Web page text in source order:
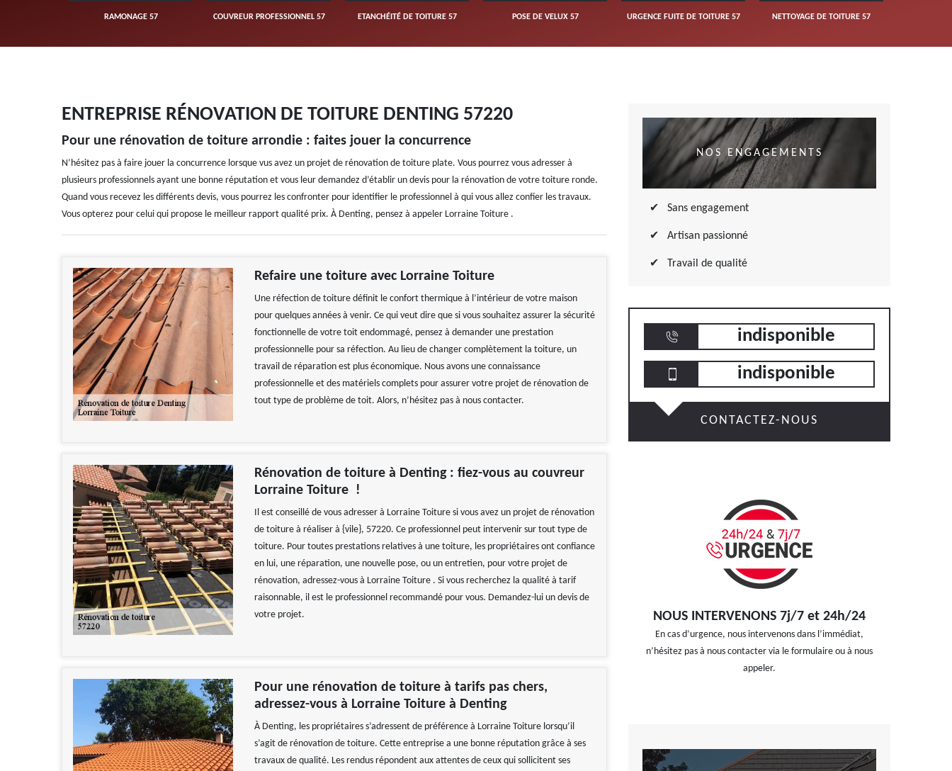
RAMONAGE 57 COUVREUR PROFESSIONNEL 57 ETANCHÉITÉ DE TOITURE 57 POSE DE VELUX 57 URGENCE FUITE DE TOITURE 57 NETTOYAGE DE TOITURE 57
ENTREPRISE RÉNOVATION DE TOITURE DENTING 57220
Pour une rénovation de toiture arrondie : faites jouer la concurrence
N’hésitez pas à faire jouer la concurrence lorsque vus avez un projet de rénovation de toiture plate. Vous pourrez vous adresser à
plusieurs professionnels ayant une bonne réputation et vous leur demandez d’établir un devis pour la rénovation de votre toiture ronde.
Quand vous recevez les différents devis, vous pourrez les confronter pour identifier le professionnel à qui vous allez confier les travaux.
Vous opterez pour celui qui propose le meilleur rapport qualité prix. À Denting, pensez à appeler Lorraine Toiture .
Refaire une toiture avec Lorraine Toiture
Une réfection de toiture définit le confort thermique à l’intérieur de votre maison
pour quelques années à venir. Ce qui veut dire que si vous souhaitez assurer la sécurité
fonctionnelle de votre toit endommagé, pensez à demander une prestation
professionnelle pour sa réfection. Au lieu de changer complètement la toiture, un
travail de réparation est plus économique. Nous avons une connaissance
professionnelle et des matériels complets pour assurer votre projet de rénovation de
tout type de problème de toit. Alors, n’hésitez pas à nous contacter.
Rénovation de toiture à Denting : fiez-vous au couvreur
Lorraine Toiture !
Il est conseillé de vous adresser à Lorraine Toiture si vous avez un projet de rénovation
de toiture à réaliser à {vile}, 57220. Ce professionnel peut intervenir sur tout type de
toiture. Pour toutes prestations relatives à une toiture, les propriétaires ont confiance
en lui, une réparation, une nouvelle pose, ou un entretien, pour votre projet de
rénovation, adressez-vous à Lorraine Toiture . Si vous recherchez la qualité à tarif
raisonnable, il est le professionnel recommandé pour vous. Demandez-lui un devis de
votre projet.
Pour une rénovation de toiture à tarifs pas chers,
adressez-vous à Lorraine Toiture à Denting
À Denting, les propriétaires s’adressent de préférence à Lorraine Toiture lorsqu’il
s’agit de rénovation de toiture. Cette entreprise a une bonne réputation grâce à ses
travaux de qualité. Les rendus répondent aux attentes de ceux qui sollicitent ses
NOS ENGAGEMENTS
Sans engagement
Artisan passionné
Travail de qualité
indisponible
indisponible
CONTACTEZ-NOUS
NOUS INTERVENONS 7j/7 et 24h/24
En cas d’urgence, nous intervenons dans l’immédiat,
n’hésitez pas à nous contacter via le formulaire ou à nous
appeler.